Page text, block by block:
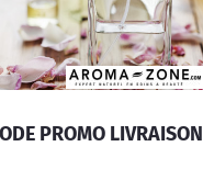
PROMO